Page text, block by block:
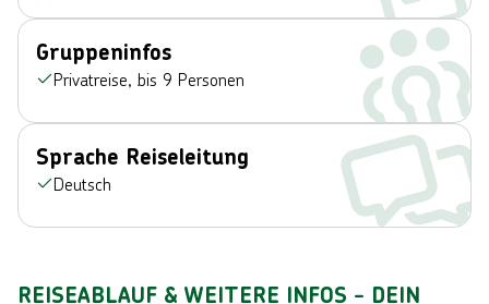
Gruppeninfos
Privatreise, bis 9 Personen
Sprache Reiseleitung
Deutsch
REISEABLAUF & WEITERE INFOS - DEIN